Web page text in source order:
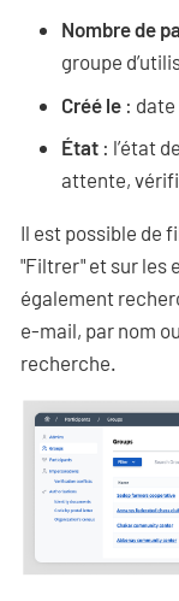
Nombre de
groupe
Créé le : date
État : l’état
attente,
Il est possible de
"Filtrer" et sur les
également
e-mail, par nom
recherche.